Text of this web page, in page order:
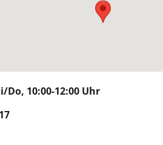
10:00-12:00 Uhr